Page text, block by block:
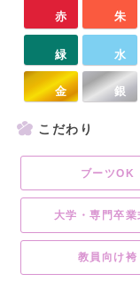
赤 朱
緑 水
金 銀
こだわり
ブーツOK
大学・専門卒業
教員向け袴